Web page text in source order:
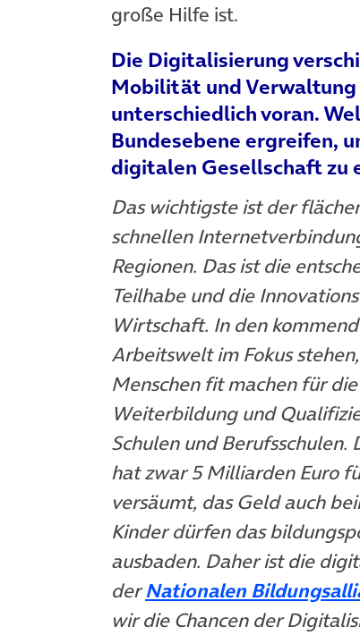
große Hilfe ist.
Die Digitalisierung
Mobilität und Verwaltung
unterschiedlich voran.
Bundesebene ergreifen,
digitalen Gesellschaft zu
Das wichtigste ist der
schnellen
Regionen. Das ist die
Teilhabe und die
Wirtschaft. In den
Arbeitswelt im Fokus
Menschen fit machen für
Weiterbildung und
Schulen und
hat zwar 5 Milliarden Euro
versäumt, das Geld auch
Kinder dürfen das
ausbaden. Daher ist die
derNationalen
wir die Chancen der